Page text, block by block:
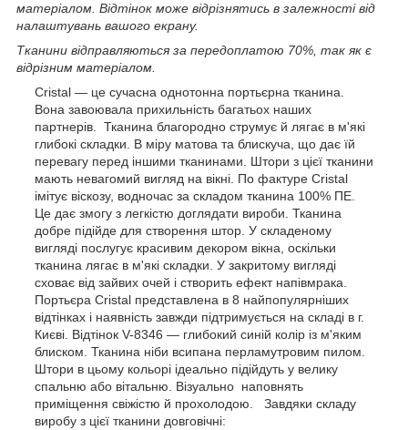
матеріалом. Відтінок може відрізнятись в залежності від
налаштувань вашого екрану.
Тканини відправляються за передоплатою 70%, так як є
відрізним матеріалом.
Cristal — це сучасна однотонна портьєрна тканина.
Вона завоювала прихильність багатьох наших
партнерів. Тканина благородно струмує й лягає в м'які
глибокі складки. В міру матова та блискуча, що дає їй
перевагу перед іншими тканинами. Штори з цієї тканини
мають невагомий вигляд на вікні. По фактуре Cristal
імітує віскозу, водночас за складом тканина 100% ПЕ.
Це дає змогу з легкістю доглядати вироби. Тканина
добре підійде для створення штор. У складеному
вигляді послугує красивим декором вікна, оскільки
тканина лягає в м'які складки. У закритому вигляді
сховає від зайвих очей і створить ефект напівмрака.
Портьєра Cristal представлена в 8 найпопулярніших
відтінках і наявність завжди підтримується на складі в г.
Києві. Відтінок V-8346 — глибокий синій колір із м'яким
блиском. Тканина ніби всипана перламутровим пилом.
Штори в цьому кольорі ідеально підійдуть у велику
спальню або вітальню. Візуально наповнять
приміщення свіжістю й прохолодою.
Завдяки складу
виробу з цієї тканини довговічні: